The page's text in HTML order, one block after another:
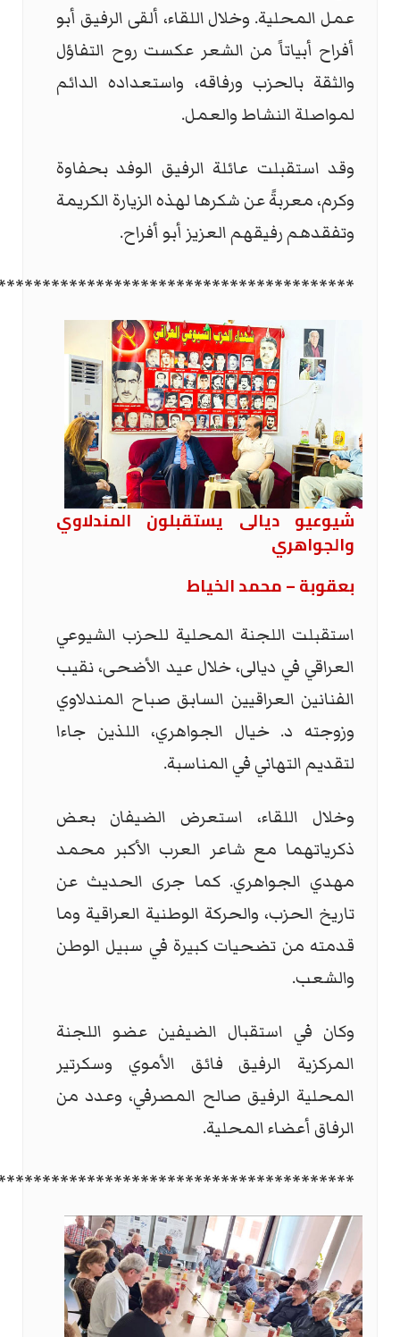
عمل المحلية. وخلال اللقاء، ألقى الرفيق أبو
أفراح أبياتاً من الشعر عكست روح التفاؤل
والثقة بالحزب ورفاقه، واستعداده الدائم
لمواصلة النشاط والعمل.
وقد استقبلت عائلة الرفيق الوفد بحفاوة
وكرم، معربةً عن شكرها لهذه الزيارة الكريمة
وتفقدهم رفيقهم العزيز أبو أفراح.
شيوعيو ديالى يستقبلون المندلاوي
والجواهري
بعقوبة – محمد الخياط
استقبلت اللجنة المحلية للحزب الشيوعي
العراقي في ديالى، خلال عيد الأضحى، نقيب
الفنانين العراقيين السابق صباح المندلاوي
وزوجته د. خيال الجواهري، اللذين جاءا
لتقديم التهاني في المناسبة.
وخلال اللقاء، استعرض الضيفان بعض
ذكرياتهما مع شاعر العرب الأكبر محمد
مهدي الجواهري. كما جرى الحديث عن
تاريخ الحزب، والحركة الوطنية العراقية وما
قدمته من تضحيات كبيرة في سبيل الوطن
والشعب.
وكان في استقبال الضيفين عضو اللجنة
المركزية الرفيق فائق الأموي وسكرتير
المحلية الرفيق صالح المصرفي، وعدد من
الرفاق أعضاء المحلية.